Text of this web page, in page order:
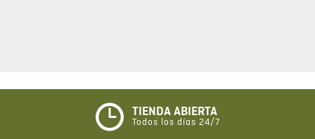
Califique el producto de 1 a 5 estrellas
★☆ ☆
Su nombre
TIENDA ABIERTA
Todos los días 24/7